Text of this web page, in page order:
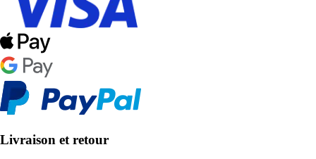
Livraison et retour